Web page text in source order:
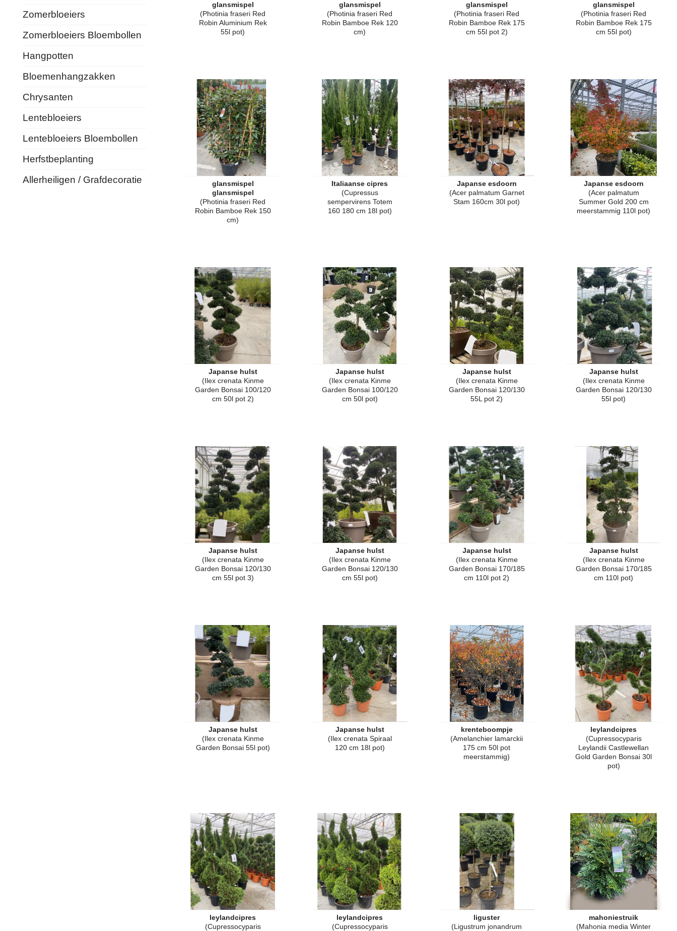
Zomerbloeiers
Zomerbloeiers Bloembollen
Hangpotten
Bloemenhangzakken
Chrysanten
Lentebloeiers
Lentebloeiers Bloembollen
Herfstbeplanting
Allerheiligen / Grafdecoratie
glansmispel
(Photinia fraseri Red
Robin Aluminium Rek
55l pot)
glansmispel
(Photinia fraseri Red
Robin Bamboe Rek 120
cm)
glansmispel
(Photinia fraseri Red
Robin Bamboe Rek 175
cm 55l pot 2)
glansmispel
(Photinia fraseri Red
Robin Bamboe Rek 175
cm 55l pot)
glansmispel
glansmispel
(Photinia fraseri Red
Robin Bamboe Rek 150
cm)
Italiaanse cipres
(Cupressus
sempervirens Totem
160 180 cm 18l pot)
Japanse esdoorn
(Acer palmatum Garnet
Stam 160cm 30l pot)
Japanse esdoorn
(Acer palmatum
Summer Gold 200 cm
meerstammig 110l pot)
Japanse hulst
(Ilex crenata Kinme
Garden Bonsai 100/120
cm 50l pot 2)
Japanse hulst
(Ilex crenata Kinme
Garden Bonsai 100/120
cm 50l pot)
Japanse hulst
(Ilex crenata Kinme
Garden Bonsai 120/130
55L pot 2)
Japanse hulst
(Ilex crenata Kinme
Garden Bonsai 120/130
55l pot)
Japanse hulst
(Ilex crenata Kinme
Garden Bonsai 120/130
cm 55l pot 3)
Japanse hulst
(Ilex crenata Kinme
Garden Bonsai 120/130
cm 55l pot)
Japanse hulst
(Ilex crenata Kinme
Garden Bonsai 170/185
cm 110l pot 2)
Japanse hulst
(Ilex crenata Kinme
Garden Bonsai 170/185
cm 110l pot)
Japanse hulst
(Ilex crenata Kinme
Garden Bonsai 55l pot)
Japanse hulst
(Ilex crenata Spiraal
120 cm 18l pot)
krenteboompje
(Amelanchier lamarckii
175 cm 50l pot
meerstammig)
leylandcipres
(Cupressocyparis
Leylandii Castlewellan
Gold Garden Bonsai 30l
pot)
leylandcipres
(Cupressocyparis
leylandcipres
(Cupressocyparis
liguster
(Ligustrum jonandrum
mahoniestruik
(Mahonia media Winter